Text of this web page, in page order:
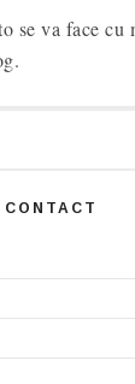
se va face cu
CONTACT